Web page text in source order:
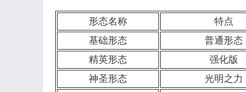
形态名称 特点
基础形态
普通形态
精英形态
强化版
神圣形态
光明之力